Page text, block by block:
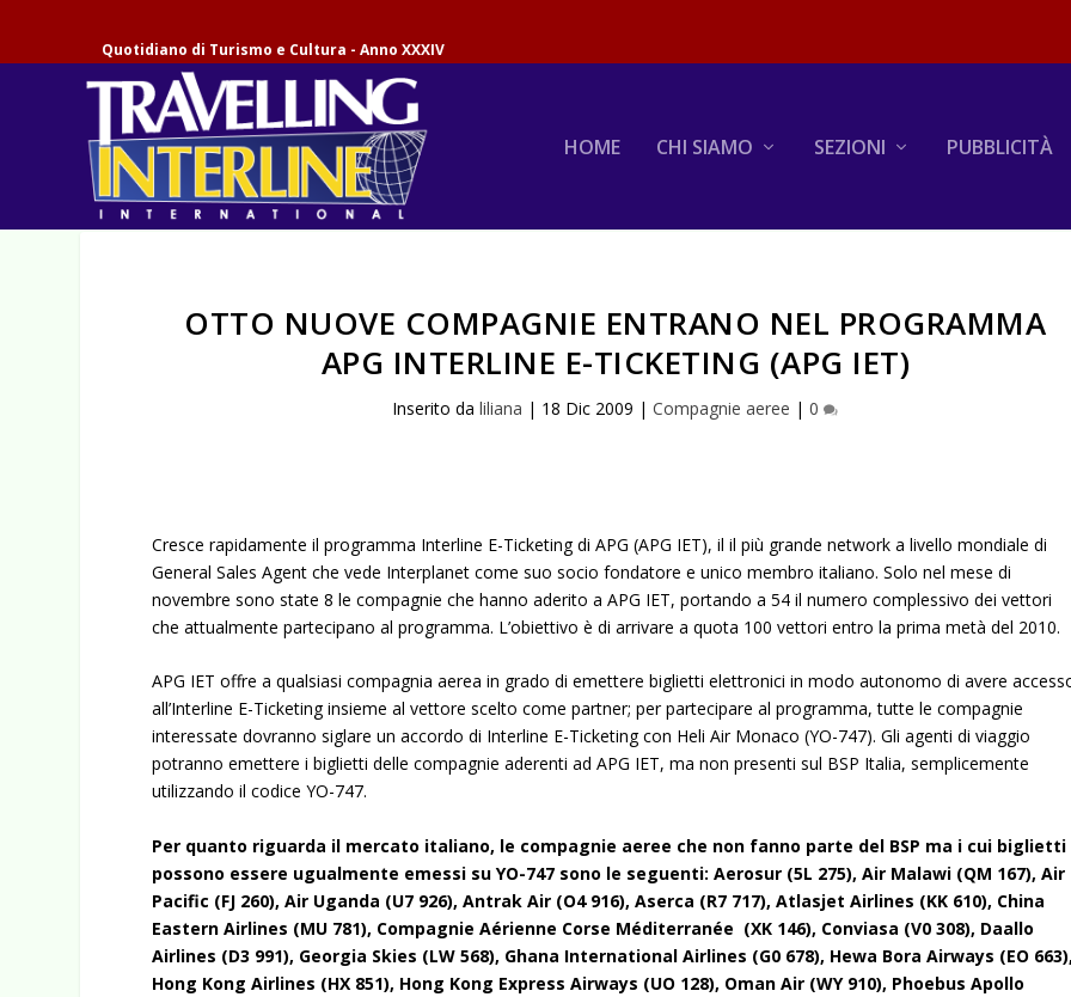
Quotidiano di Turismo e Cultura - Anno XXXIV
HOME CHI SIAMO SEZIONI PUBBLICITÀ
OTTO NUOVE COMPAGNIE ENTRANO NEL PROGRAMMA
APG INTERLINE E-TICKETING (APG IET)
Inserito daliliana | 18 Dic 2009 |Compagnie aeree |0
Cresce rapidamente il programma Interline E-Ticketing di APG (APG IET), il il più grande network a livello mondiale di
General Sales Agent che vede Interplanet come suo socio fondatore e unico membro italiano.Solo nel mese di
novembre sono state 8 le compagnie che hanno aderito a APG IET, portando a 54 il numero complessivo dei vettori
che attualmente partecipano al programma. L’obiettivo è di arrivare a quota 100 vettori entro la prima metà del 2010.
APG IET offre a qualsiasi compagnia aerea in grado di emettere biglietti elettronici in modo autonomo di avere
all’Interline E-Ticketing insieme al vettore scelto come partner; per partecipare al programma, tutte le compagnie
interessate dovranno siglare un accordo di Interline E-Ticketing con Heli Air Monaco (YO-747). Gli agenti di viaggio
potranno emettere i biglietti delle compagnie aderenti ad APG IET, ma non presenti sul BSP Italia, semplicemente
utilizzando il codice YO-747.
Per quanto riguarda il mercato italiano, le compagnie aeree che non fanno parte del BSP ma i cui biglietti
possono essere ugualmente emessi su YO-747 sono le seguenti: Aerosur (5L 275), Air Malawi (QM 167), Air
Pacific (FJ 260), Air Uganda (U7 926), Antrak Air (O4 916), Aserca (R7 717), Atlasjet Airlines (KK 610), China
Eastern Airlines (MU 781), Compagnie Aérienne Corse Méditerranée (XK 146), Conviasa (V0 308), Daallo
Airlines (D3 991), Georgia Skies (LW 568), Ghana International Airlines (G0 678), Hewa Bora Airways (EO
Hong Kong Airlines (HX 851), Hong Kong Express Airways (UO 128), Oman Air (WY 910), Phoebus Apollo